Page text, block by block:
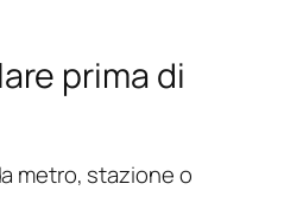
prima di
metro, stazione o